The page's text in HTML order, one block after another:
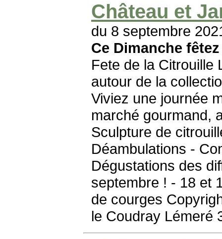
Château et
du 8 septembre
Ce Dimanche
Fete de la Citrouille
autour de la
Viviez une journée
marché gourmand,
Sculpture de
Déambulations -
Dégustations des
septembre ! - 18 et
de courges
le Coudray Lémeré